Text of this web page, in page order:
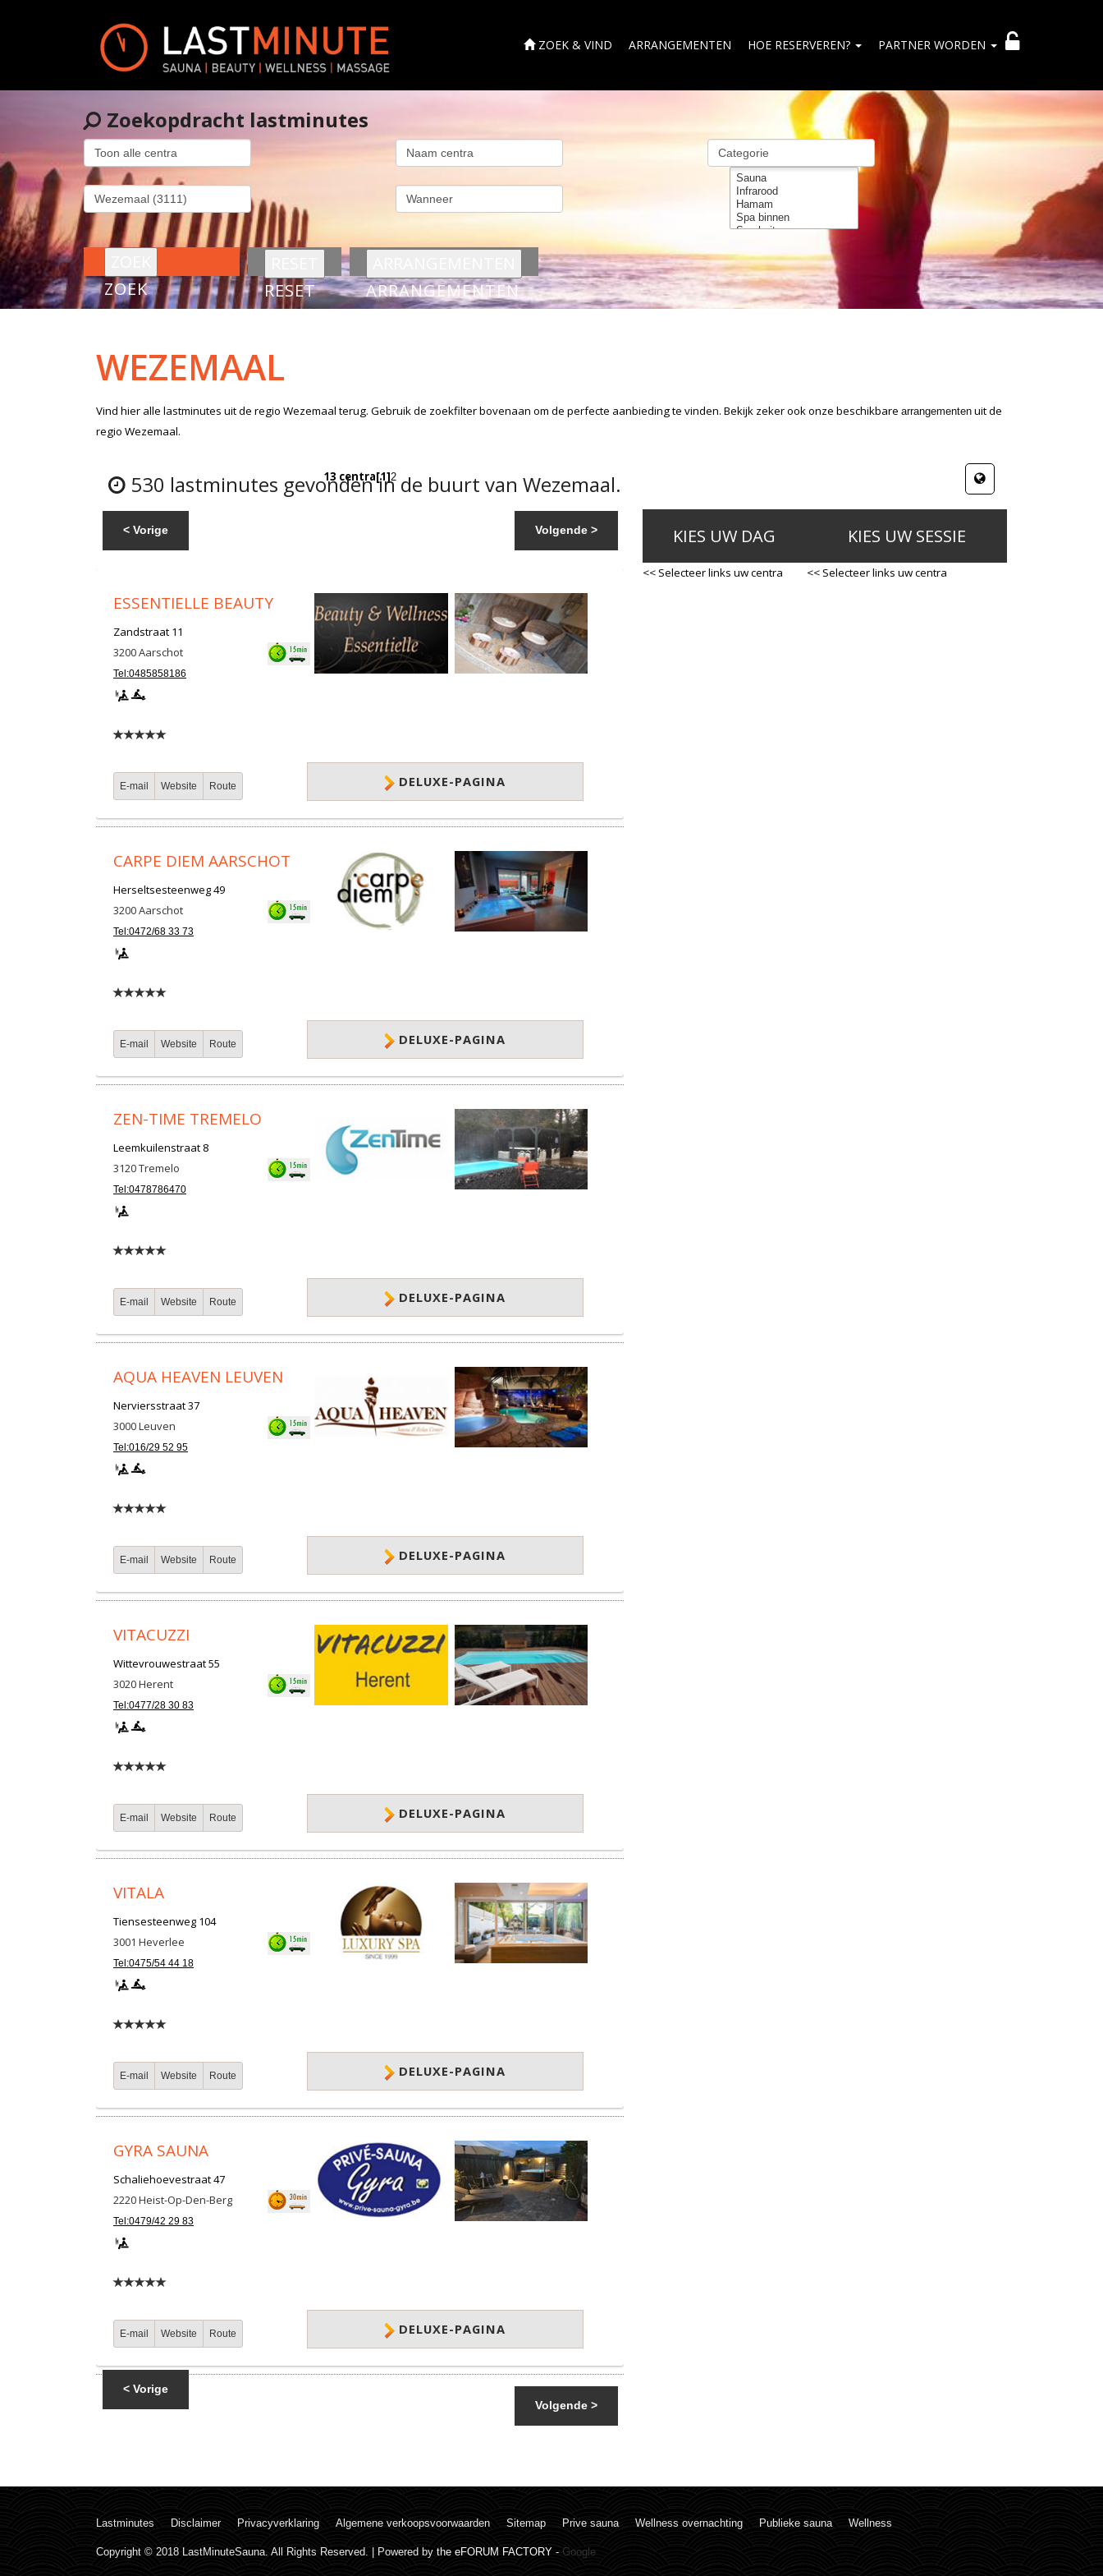
ZOEK & VIND ARRANGEMENTEN HOE RESERVEREN? PARTNER WORDEN
Zoekopdracht lastminutes
ZOEK RESET ARRANGEMENTEN
WEZEMAAL
Vind hier alle lastminutes uit de regio Wezemaalterug. Gebruik de zoekfilter bovenaan om de perfecte aanbieding te vinden. Bekijk zeker ook onze beschikbare arrangementen uit de
regio Wezemaal.
530 lastminutes gevonden in de buurt van Wezemaal.
< Vorige Volgende >
13 centra[1]2
ESSENTIELLE BEAUTY
Zandstraat 11
3200Aarschot
Tel:0485858186
E-mail Website Route DELUXE-PAGINA
CARPE DIEM AARSCHOT
Herseltsesteenweg 49
3200Aarschot
Tel:0472/68 33 73
E-mail Website Route DELUXE-PAGINA
ZEN-TIME TREMELO
Leemkuilenstraat 8
3120Tremelo
Tel:0478786470
E-mail Website Route DELUXE-PAGINA
AQUA HEAVEN LEUVEN
Nerviersstraat 37
3000Leuven
Tel:016/29 52 95
E-mail Website Route DELUXE-PAGINA
VITACUZZI
Wittevrouwestraat 55
3020Herent
Tel:0477/28 30 83
E-mail Website Route DELUXE-PAGINA
VITALA
Tiensesteenweg 104
3001 Heverlee
Tel:0475/54 44 18
E-mail Website Route DELUXE-PAGINA
GYRA SAUNA
Schaliehoevestraat 47
2220Heist-Op-Den-Berg
Tel:0479/42 29 83
E-mail Website Route DELUXE-PAGINA
< Vorige
Volgende >
KIES UW DAG
<< Selecteer links uw centra
KIES UW SESSIE
<< Selecteer links uw centra
Lastminutes Disclaimer Privacyverklaring Algemene verkoopsvoorwaarden Sitemap Prive sauna Wellness overnachting Publieke sauna Wellness
Copyright © 2018 LastMinuteSauna. All Rights Reserved. | Powered by the eFORUM FACTORY - Google